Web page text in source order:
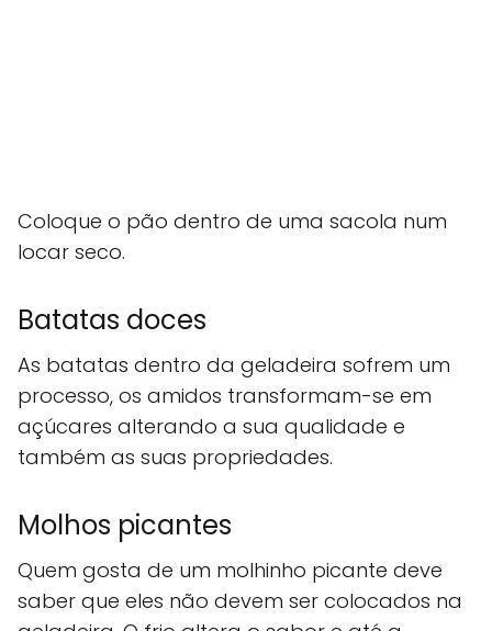
Coloque o pão dentro de uma sacola num
locar seco.
Batatas doces
As batatas dentro da geladeira sofrem um
processo, os amidos transformam-se em
açúcares alterando a sua qualidade e
também as suas propriedades.
Molhos picantes
Quem gosta de um molhinho picante deve
saber que eles não devem ser colocados na